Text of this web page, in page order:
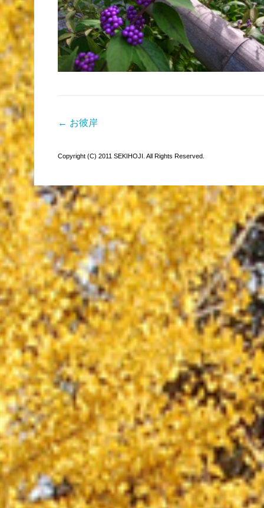
← お彼岸
Copyright (C) 2011 SEKIHOJI. All Rights Reserved.